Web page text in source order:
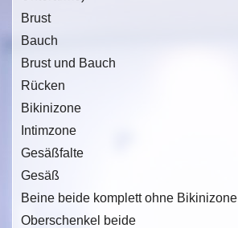
Brust
Bauch
Brust und Bauch
Rücken
Bikinizone
Intimzone
Gesäßfalte
Gesäß
Beine beide komplett ohne Bikinizone
Oberschenkel beide